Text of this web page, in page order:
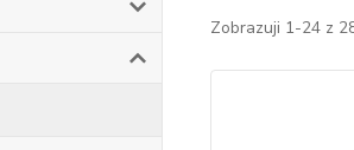
Zobrazuji 1-24 z